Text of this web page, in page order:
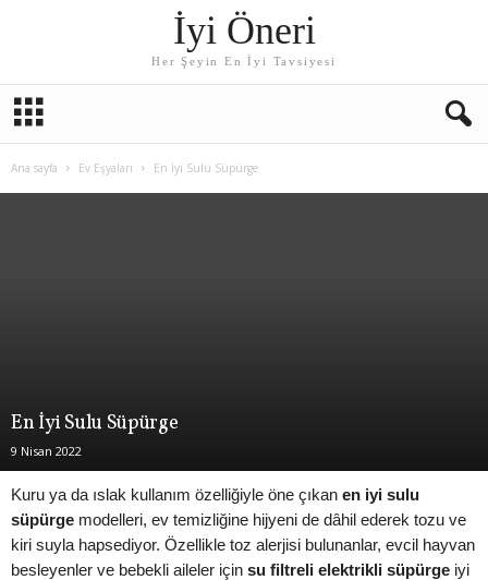
İyi Öneri
Her Şeyin En İyi Tavsiyesi
Ana sayfa Ev Eşyaları En İyi Sulu Süpürge
En İyi Sulu Süpürge
9 Nisan 2022
Kuru ya da ıslak kullanım özelliğiyle öne çıkan en iyi sulu
süpürge modelleri, ev temizliğine hijyeni de dâhil ederek tozu ve
kiri suyla hapsediyor. Özellikle toz alerjisi bulunanlar, evcil hayvan
besleyenler ve bebekli aileler için su filtreli elektrikli süpürge iyi